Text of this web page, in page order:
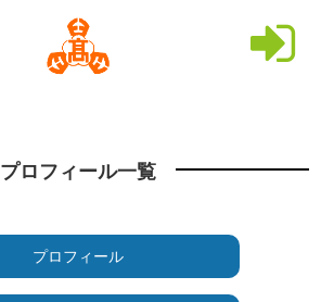
プロフィール一覧
プロフィール